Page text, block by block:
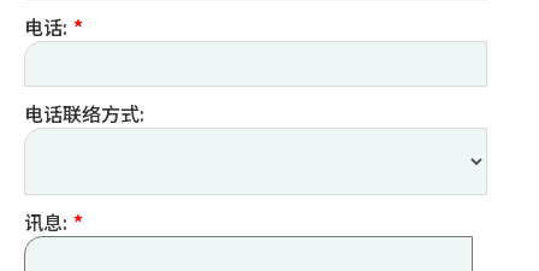
电话: *
电话联络方式:
讯息: *